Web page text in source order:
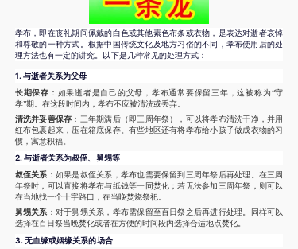
孝布，即在丧礼期间佩戴的白色或其他素色布条或衣物，是表达对逝者哀悼
和尊敬的一种方式。根据中国传统文化及地方习俗的不同，孝布使用后的处
理方法也有一定的讲究。以下是几种常见的处理方式：
1. 与逝者关系为父母
长期保存 ：如果逝者是自己的父母，孝布通常要保留三年，这被称为“守
孝”期。在这段时间内，孝布不应被清洗或丢弃。
清洗并妥善保存 ：三年期满后（即三周年祭），可以将孝布清洗干净，并用
红布包裹起来，压在箱底保存。有些地区还有将孝布给小孩子做成衣物的习
惯，寓意积福。
2.与逝者关系为叔侄、舅甥等
叔侄关系 ：如果是叔侄关系，孝布也需要保留到三周年祭后再处理。在三周
年祭时，可以直接将孝布与纸钱等一同焚化；若无法参加三周年祭，则可以
在当地找一个十字路口，在当晚焚烧祭祀。
舅甥关系 ：对于舅甥关系，孝布需保留至百日祭之后再进行处理。同样可以
选择在百日祭当晚焚化或者在方便的时间段内选择合适地点焚化。
3. 无血缘或姻缘关系的场合